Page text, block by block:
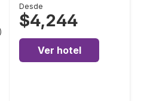
Desde
$4,244
Ver hotel